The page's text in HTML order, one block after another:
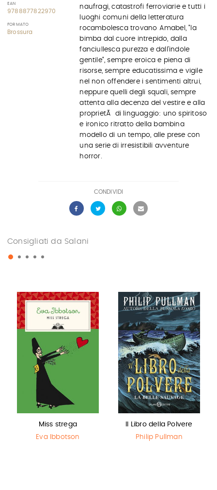
EAN
9788877822970
FORMATO
Brossura
naufragi, catastrofi ferroviarie e tutti i
luoghi comuni della letteratura
rocambolesca trovano Amabel, "la
bimba dal cuore intrepido, dalla
fanciullesca purezza e dall'indole
gentile", sempre eroica e piena di
risorse, sempre educatissima e vigile
nel non offendere i sentimenti altrui,
neppure quelli degli squali, sempre
attenta alla decenza del vestire e alla
proprietÃ di linguaggio: uno spiritoso
e ironico ritratto della bambina
modello di un tempo, alle prese con
una serie di irresistibili avventure
horror.
CONDIVIDI
Consigliati da Salani
Miss strega
Eva Ibbotson
Il Libro della Polvere
Philip Pullman